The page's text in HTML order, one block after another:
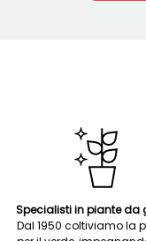
Specialisti in piante da
Dal 1950 coltiviamo la